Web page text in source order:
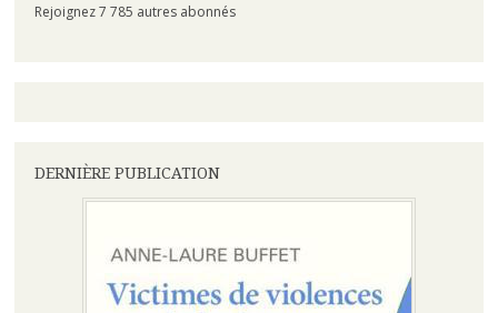
Rejoignez 7 785 autres abonnés
DERNIÈRE PUBLICATION